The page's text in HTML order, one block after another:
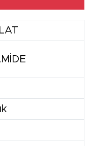
bisiklet